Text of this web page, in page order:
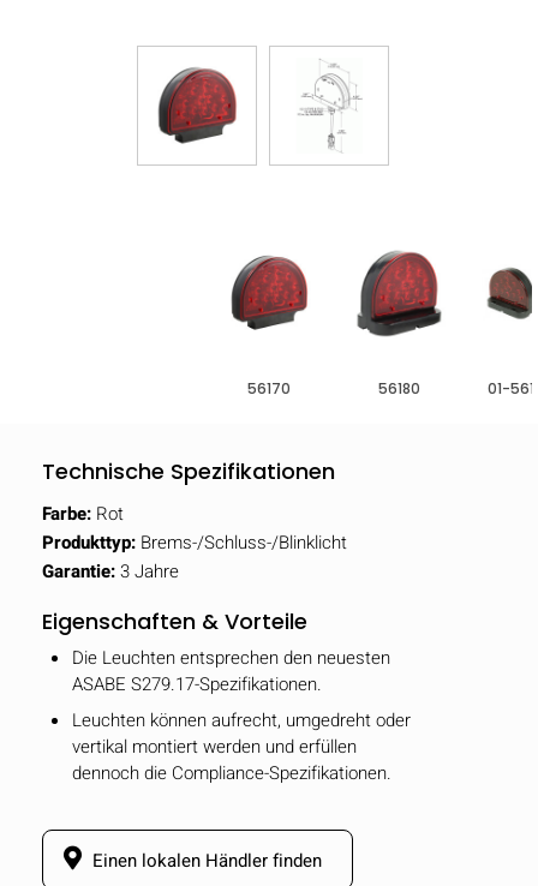
56170 56180 01-
Technische Spezifikationen
Farbe: Rot
Produkttyp: Brems-/Schluss-/Blinklicht
Garantie:3 Jahre
Eigenschaften & Vorteile
Die Leuchten entsprechen den neuesten
ASABE S279.17-Spezifikationen.
Leuchten können aufrecht, umgedreht oder
vertikal montiert werden und erfüllen
dennoch die Compliance-Spezifikationen.
Einen lokalen Händler finden